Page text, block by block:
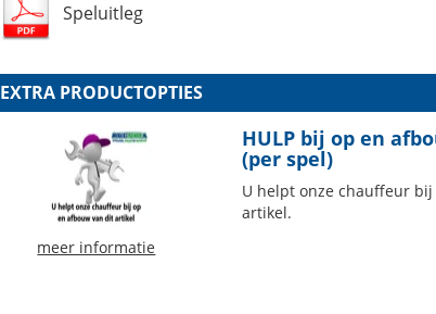
Speluitleg
EXTRA PRODUCTOPTIES
meer informatie
HULP bij op en
(per spel)
U helpt onze chauffeur
artikel.